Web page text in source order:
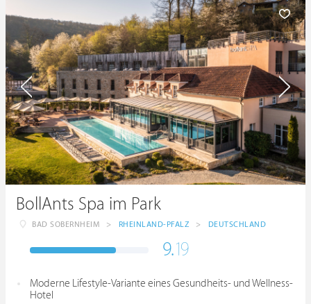
BollAnts Spa im Park
BAD SOBERNHEIM > RHEINLAND-PFALZ > DEUTSCHLAND
9.19
Moderne Lifestyle-Variante eines Gesundheits- und Wellness-
Hotel